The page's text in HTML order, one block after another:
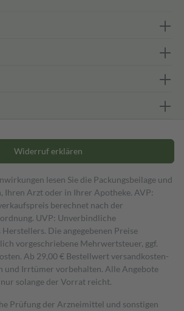
Widerruf erklären
lesen Sie die Packungsbeilage und
Ihren Arzt oder in Ihrer Apotheke. AVP:
berechnet nach der
UVP: Unverbindliche
Die angegebenen Preise
vorgeschriebene Mehrwertsteuer, ggf.
Ab 29,00 € Bestell­wert versand­kosten­
und Irrtümer vorbehalten. Alle Angebote
solange der Vorrat reicht.
Prüfung der Arzneimittel und sonstigen